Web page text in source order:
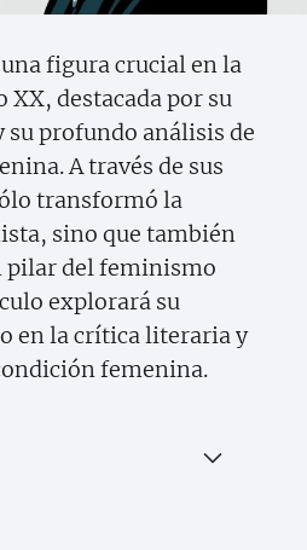
figura crucial en la
destacada por su
profundo análisis de
A través de sus
transformó la
sino que también
pilar del feminismo
explorará su
en la crítica literaria y
femenina.